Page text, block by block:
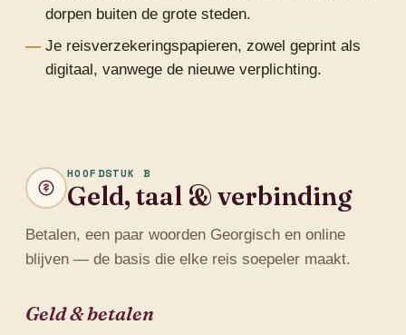
dorpen buiten de grote steden.
Je reisverzekeringspapieren, zowel geprint als
digitaal, vanwege de nieuwe verplichting.
HOOFDSTUK B
Geld, taal & verbinding
Betalen, een paar woorden Georgisch en online
blijven — de basis die elke reis soepeler maakt.
Geld & betalen